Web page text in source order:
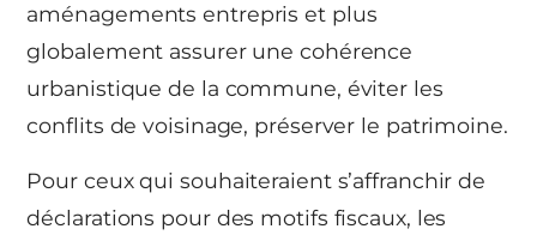
aménagements entrepris et plus
globalement assurer une cohérence
urbanistique de la commune, éviter les
conflits de voisinage, préserver le patrimoine.
Pour ceux qui souhaiteraient s’affranchir de
déclarations pour des motifs fiscaux, les